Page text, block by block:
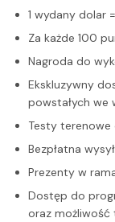
1 wydany dolar
Za każde 100
Nagroda do
Ekskluzywny
powstałych we
Testy terenowe
Bezpłatna
Prezenty w
Dostęp do
oraz